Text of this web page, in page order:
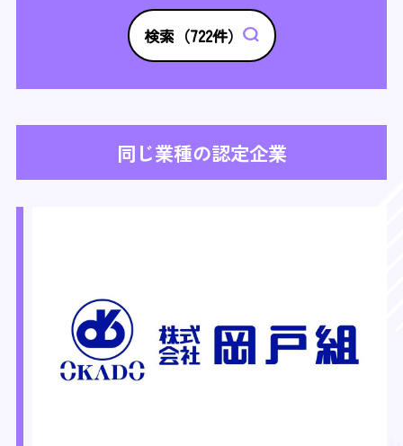
検索（722件）
同じ業種の認定企業